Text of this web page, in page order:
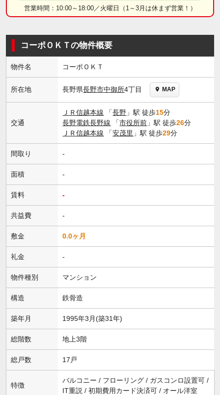
営業時間：10:00～18:00／火曜日（1～3月は休まず営業！）
コーポＯＫＴの物件概要
物件名 コーポＯＫＴ
所在地 長野県長野市中御所4丁目 MAP
交通
ＪＲ信越本線 「長野 」駅 徒歩15分
長野電鉄長野線 「市役所前 」駅 徒歩26分
ＪＲ信越本線 「安茂里 」駅 徒歩29分
間取り -
面積 -
賃料 -
共益費 -
敷金 0.0ヶ月
礼金 -
物件種別 マンション
構造 鉄骨造
築年月 1995年3月(築31年)
総階数 地上3階
総戸数 17戸
特徴
バルコニー / フローリング / ガスコンロ設置可 /
IT重説 / 初期費用カード決済可 / オール洋室